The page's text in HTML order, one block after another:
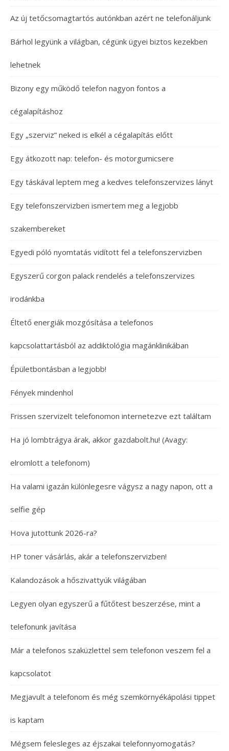
Az új tetőcsomagtartós autónkban azért ne telefonáljunk
Bárhol legyünk a világban, cégünk ügyei biztos kezekben
lehetnek
Bizony egy működő telefon nagyon fontos a
cégalapításhoz
Egy „szerviz” neked is elkél a cégalapítás előtt
Egy átkozott nap: telefon- és motorgumicsere
Egy táskával leptem meg a kedves telefonszervizes lányt
Egy telefonszervizben ismertem meg a legjobb
szakembereket
Egyedi póló nyomtatás vidított fel a telefonszervizben
Egyszerű corgon palack rendelés a telefonszervizes
irodánkba
Éltető energiák mozgósítása a telefonos
kapcsolattartásból az addiktológia magánklinikában
Épületbontásban a legjobb!
Fények mindenhol
Frissen szervizelt telefonomon internetezve ezt találtam
Ha jó lombtrágya árak, akkor gazdabolt.hu! (Avagy:
elromlott a telefonom)
Ha valami igazán különlegesre vágysz a nagy napon, ott a
selfie gép
Hova jutottunk 2026-ra?
HP toner vásárlás, akár a telefonszervizben!
Kalandozások a hőszivattyúk világában
Legyen olyan egyszerű a fűtőtest beszerzése, mint a
telefonunk javítása
Már a telefonos szaküzlettel sem telefonon veszem fel a
kapcsolatot
Megjavult a telefonom és még szemkörnyékápolási tippet
is kaptam
Mégsem felesleges az éjszakai telefonnyomogatás?